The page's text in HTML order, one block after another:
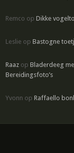
Remco opDikke
Leslie opBastogne
Raaz opBladerdeeg
Bereidingsfoto’s
Yvonn opRaffaello